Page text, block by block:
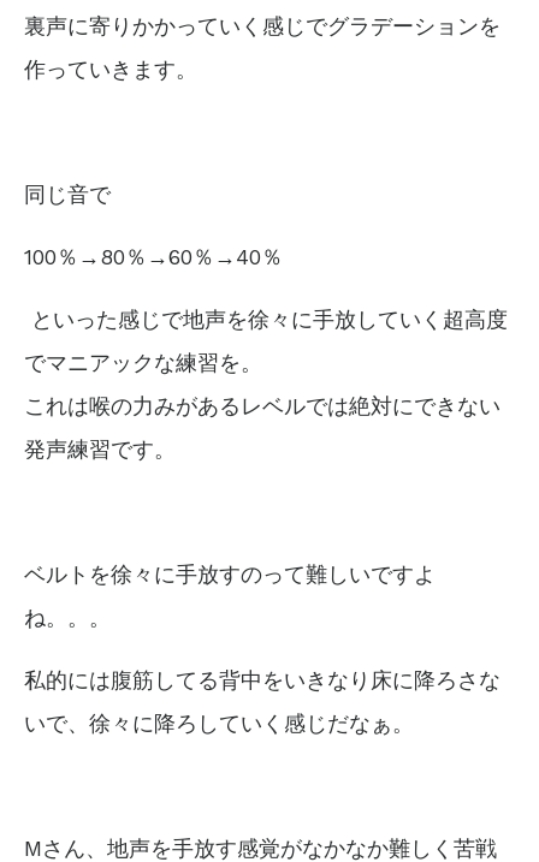
裏声に寄りかかっていく感じでグラデーションを
作っていきます。
同じ音で
100％→80％→60％→40％
といった感じで地声を徐々に手放していく 超高度
でマニアックな練習を。
これは喉の力みがあるレベルでは絶対にできない
発声練習です。
ベルトを徐々に手放すのって難しいですよ
ね。。。
私的には腹筋してる背中をいきなり床に降ろさな
いで、徐々に降ろしていく感じだなぁ。
Mさん、地声を手放す感覚がなかなか難しく苦戦